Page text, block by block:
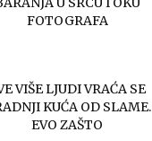
FOTOGRAFA
VIŠE LJUDI VRAĆA SE
KUĆA OD SLAME.
EVO ZAŠTO